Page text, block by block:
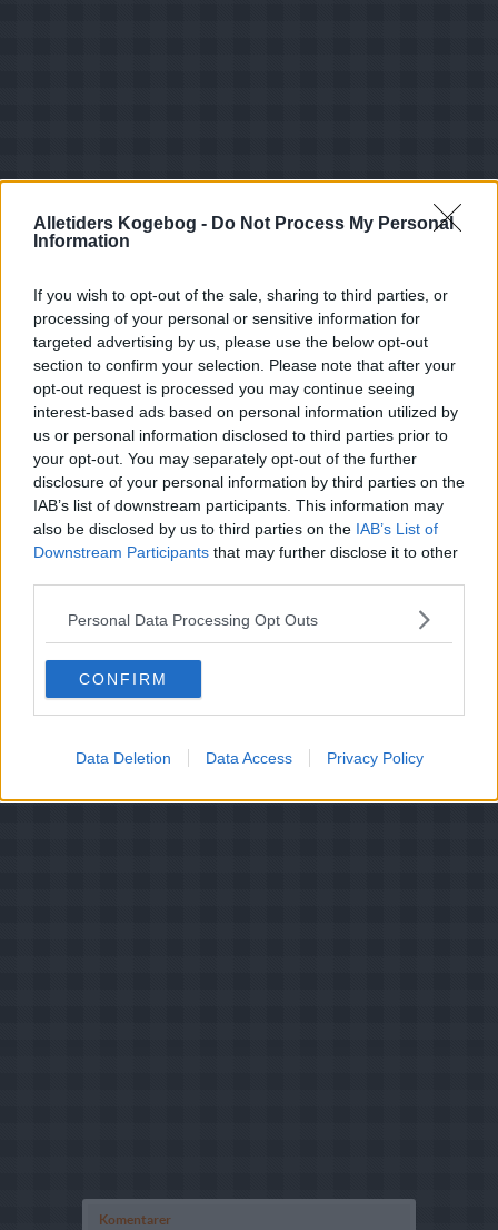
Alletiders Kogebog - Do Not Process My Personal
Information
If you wish to opt-out of the sale, sharing to third parties, or
processing of your personal or sensitive information for
targeted advertising by us, please use the below opt-out
section to confirm your selection. Please note that after your
opt-out request is processed you may continue seeing
interest-based ads based on personal information utilized by
us or personal information disclosed to third parties prior to
your opt-out. You may separately opt-out of the further
disclosure of your personal information by third parties on the
IAB’s list of downstream participants. This information may
also be disclosed by us to third parties on the IAB’s List of
Downstream Participants that may further disclose it to other
Personal Data Processing Opt Outs
CONFIRM
Data Deletion Data Access Privacy Policy
Opskriftsinfo
Ret :Hovedretter-Souffle - Soufle
Hovedingrediens :Svampe-Blande svampe
Indsendt :2005-10-13
Bedøm retten
Komentarer